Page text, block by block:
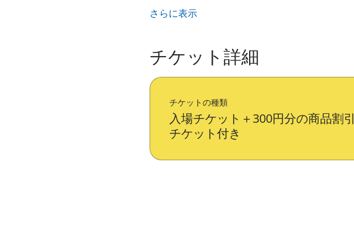
さらに表示
チケット詳細
チケットの種類
入場チケット＋300円分の商品割引
チケット付き